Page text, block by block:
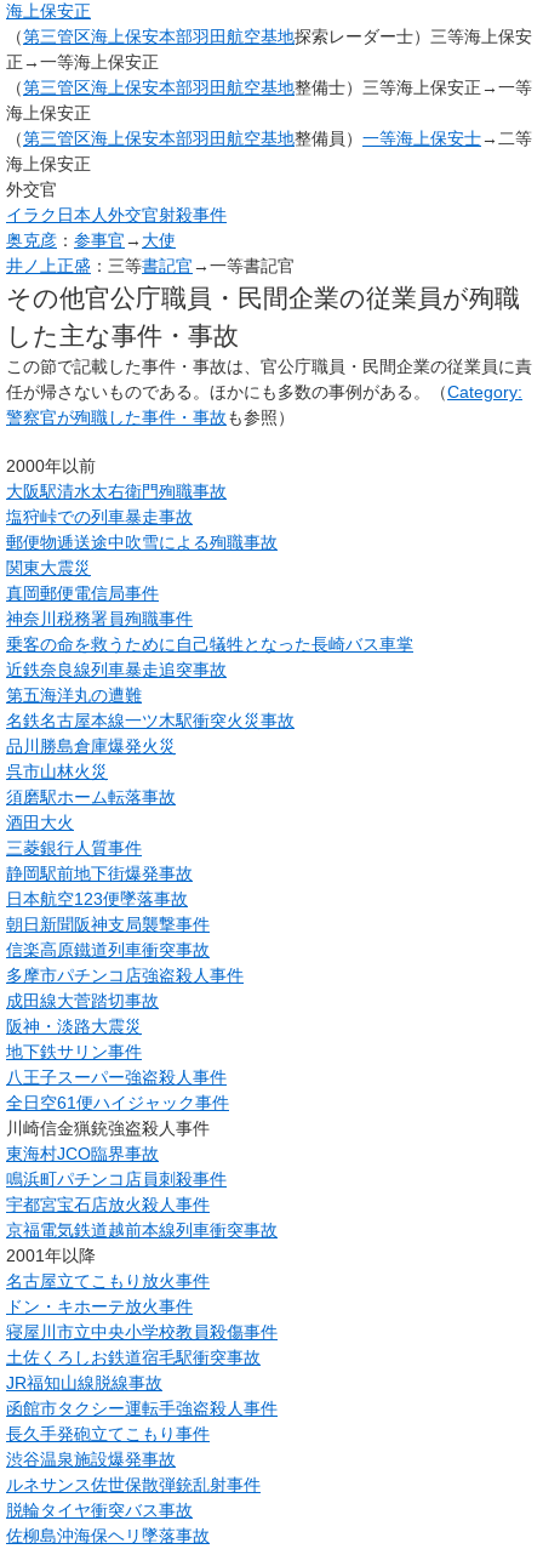
海上保安正
（第三管区海上保安本部羽田航空基地探索レーダー士）三等海上保安
正→一等海上保安正
（第三管区海上保安本部羽田航空基地整備士）三等海上保安正→一等
海上保安正
（第三管区海上保安本部羽田航空基地整備員） 一等海上保安士→二等
海上保安正
外交官
イラク日本人外交官射殺事件
奥克彦 ： 参事官→ 大使
井ノ上正盛 ：三等書記官→一等書記官
その他官公庁職員・民間企業の従業員が殉職
した主な事件・事故
この節で記載した事件・事故は、官公庁職員・民間企業の従業員に責
任が帰さないものである。ほかにも多数の事例がある。（Category:
警察官が殉職した事件・事故も参照）
2000年以前
大阪駅清水太右衛門殉職事故
塩狩峠での列車暴走事故
郵便物逓送途中吹雪による殉職事故
関東大震災
真岡郵便電信局事件
神奈川税務署員殉職事件
乗客の命を救うために自己犠牲となった長崎バス車掌
近鉄奈良線列車暴走追突事故
第五海洋丸の遭難
名鉄名古屋本線一ツ木駅衝突火災事故
品川勝島倉庫爆発火災
呉市山林火災
須磨駅ホーム転落事故
酒田大火
三菱銀行人質事件
静岡駅前地下街爆発事故
日本航空123便墜落事故
朝日新聞阪神支局襲撃事件
信楽高原鐵道列車衝突事故
多摩市パチンコ店強盗殺人事件
成田線大菅踏切事故
阪神・淡路大震災
地下鉄サリン事件
八王子スーパー強盗殺人事件
全日空61便ハイジャック事件
川崎信金猟銃強盗殺人事件
東海村JCO臨界事故
鳴浜町パチンコ店員刺殺事件
宇都宮宝石店放火殺人事件
京福電気鉄道越前本線列車衝突事故
2001年以降
名古屋立てこもり放火事件
ドン・キホーテ放火事件
寝屋川市立中央小学校教員殺傷事件
土佐くろしお鉄道宿毛駅衝突事故
JR福知山線脱線事故
函館市タクシー運転手強盗殺人事件
長久手発砲立てこもり事件
渋谷温泉施設爆発事故
ルネサンス佐世保散弾銃乱射事件
脱輪タイヤ衝突バス事故
佐柳島沖海保ヘリ墜落事故